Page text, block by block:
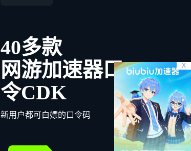
X
40多款
网游加速器口
令CDK
新用户都可白嫖的口令码